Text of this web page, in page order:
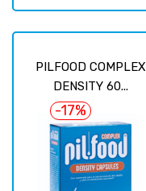
PILFOOD COMPLEX
DENSITY 60...
-17%